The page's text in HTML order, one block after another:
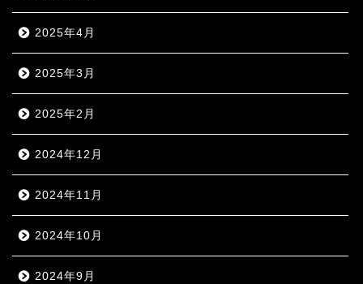
2025年4月
2025年3月
2025年2月
2024年12月
2024年11月
2024年10月
2024年9月